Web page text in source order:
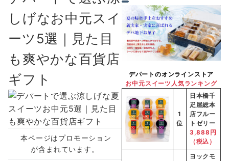
しげなお中元スイ
ーツ5選｜見た目
も爽やかな百貨店
ギフト
本ページはプロモーション
が含まれています。
デパートのオンラインストア
お中元スイーツ人気ランキング
1
位
日本橋千
疋屋総本
店フルー
トゼリー
3,888円
（税込）
ヨックモ